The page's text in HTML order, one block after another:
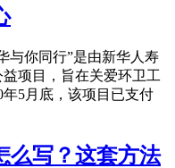
与你同行”是由新华人寿
项目，旨在关爱环卫工
5月底，该项目已支付
么写？这套方法